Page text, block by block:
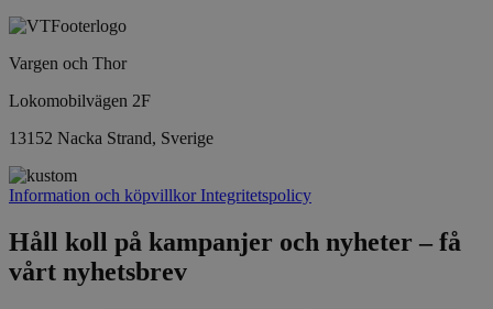
Vargen och Thor
Lokomobilvägen 2F
13152 Nacka Strand, Sverige
Information och köpvillkor Integritetspolicy
Håll koll på kampanjer och nyheter – få
vårt nyhetsbrev